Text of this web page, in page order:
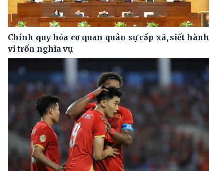
Chính quy hóa cơ quan quân sự cấp xã, siết hành
vi trốn nghĩa vụ